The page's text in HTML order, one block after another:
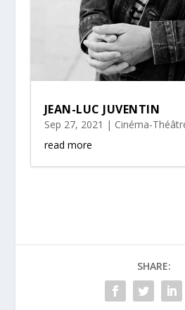
JEAN-LUC JUVENTIN
Sep 27, 2021 | Cinéma-
read more
SHARE: